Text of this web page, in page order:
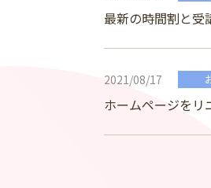
最新の時間割と受
2021/08/17
ホームページをリ